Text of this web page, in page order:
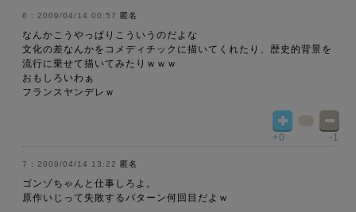
2009/04/14 00:57 匿名
なんかこうやっぱりこういうのだよな
文化の差なんかをコメディチックに描いてくれたり、歴史的背景を
流行に乗せて描いてみたりｗｗｗ
おもしろいわぁ
フランスヤンデレｗ
+0 -1
2009/04/14 13:22 匿名
ゴンゾちゃんと仕事しろよ。
原作いじって失敗するパターン何回目だよｗ